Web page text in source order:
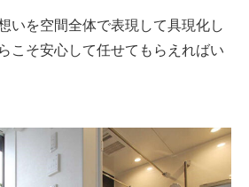
いを空間全体で表現して具現化し
こそ安心して任せてもらえればい